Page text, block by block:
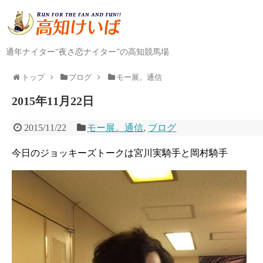
通年ナイター“夜さ恋ナイター”の高知競馬場
トップ ブログ モー展。通信
2015年11月22日
2015/11/22 モー展。通信, ブログ
今日のジョッキーズトークは宮川実騎手と岡村騎手